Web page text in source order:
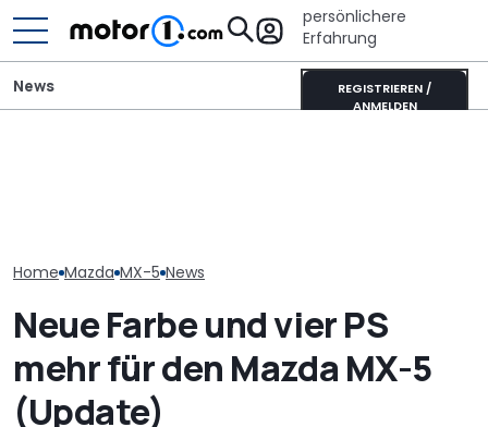
persönlichere
Erfahrung
REGISTRIEREN /
ANMELDEN
News
Home Mazda MX-5 News
Neue Farbe und vier PS
mehr für den Mazda MX-5
(Update)